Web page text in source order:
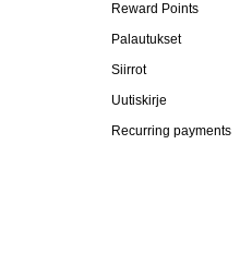
Reward Points
Palautukset
Siirrot
Uutiskirje
Recurring payments